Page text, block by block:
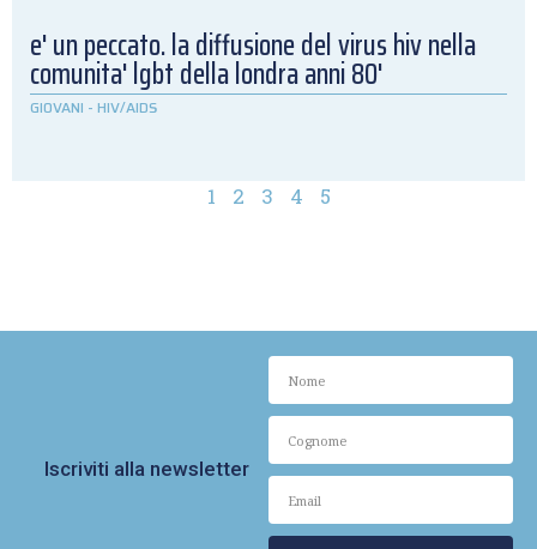
e' un peccato. la diffusione del virus hiv nella
comunita' lgbt della londra anni 80'
GIOVANI - HIV/AIDS
1 2 3 4 5
Iscriviti alla newsletter